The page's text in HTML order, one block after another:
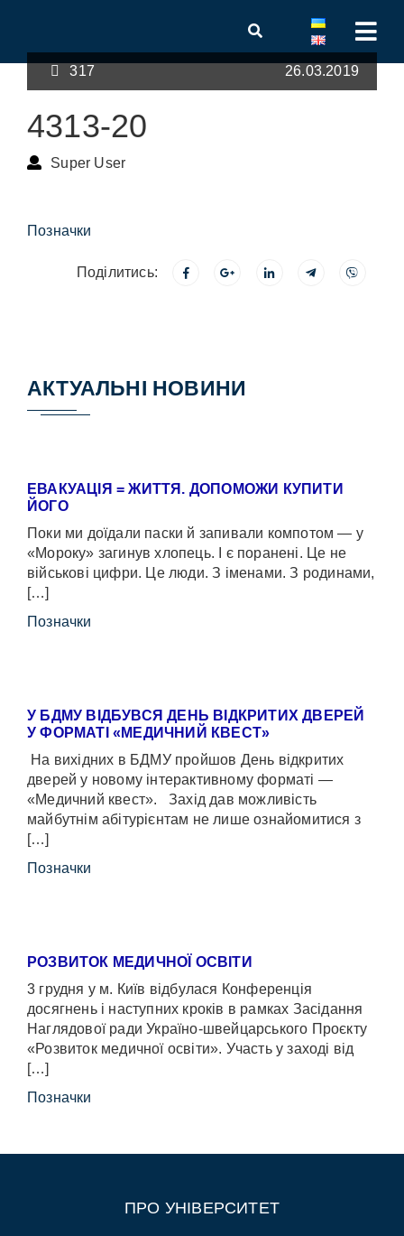
317 26.03.2019
4313-20
Super User
Позначки
Поділитись:
АКТУАЛЬНІ НОВИНИ
ЕВАКУАЦІЯ = ЖИТТЯ. ДОПОМОЖИ КУПИТИ
ЙОГО
Поки ми доїдали паски й запивали компотом — у
«Мороку» загинув хлопець. І є поранені. Це не
військові цифри. Це люди. З іменами. З родинами,
[…]
Позначки
У БДМУ ВІДБУВСЯ ДЕНЬ ВІДКРИТИХ ДВЕРЕЙ
У ФОРМАТІ «МЕДИЧНИЙ КВЕСТ»
На вихідних в БДМУ пройшов День відкритих
дверей у новому інтерактивному форматі —
«Медичний квест». Захід дав можливість
майбутнім абітурієнтам не лише ознайомитися з
[…]
Позначки
РОЗВИТОК МЕДИЧНОЇ ОСВІТИ
3 грудня у м. Київ відбулася Конференція
досягнень і наступних кроків в рамках Засідання
Наглядової ради Україно-швейцарського Проєкту
«Розвиток медичної освіти». Участь у заході від
[…]
Позначки
ПРО УНІВЕРСИТЕТ